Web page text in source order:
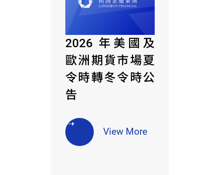
2026 年美國及
歐洲期貨市場夏
令時轉冬令時公
告
View More